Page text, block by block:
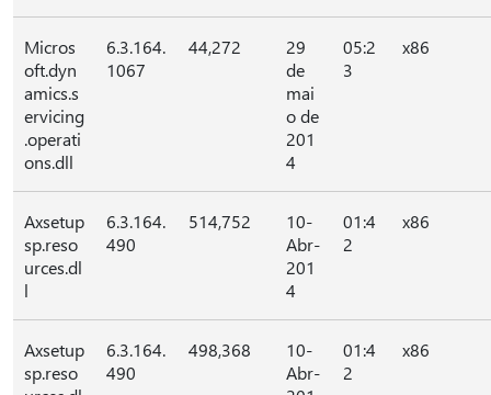
Micros
oft.dyn
amics.s
ervicing
.operati
ons.dll
6.3.164.
1067
44,272
29
de
mai
o de
201
4
05:2
3
x86
Axsetup
sp.reso
urces.dl
l
6.3.164.
490
514,752
10-
Abr-
201
4
01:4
2
x86
Axsetup
sp.reso
6.3.164.
490
498,368
10-
Abr-
01:4
2
x86